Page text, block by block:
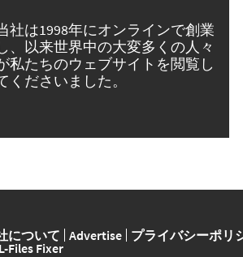
社は1998年にオンラインで創業
、以来世界中の大変多くの人々
私たちのウェブサイトを閲覧し
くださいました。
について Advertise プライバシーポリ
Files Fixer